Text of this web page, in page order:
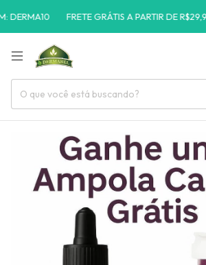
FRETE GRÁTIS A PARTIR DE R$29,90